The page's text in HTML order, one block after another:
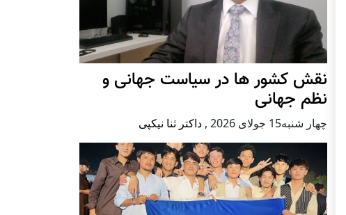
نقش کشور ها در سیاست جهانی و
نظم جهانی
چهار شنبه15 جولای 2026 , داکتر ثنا نیکپی